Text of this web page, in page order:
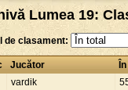
Lumea 19:
de clasament:
Jucător
vardik